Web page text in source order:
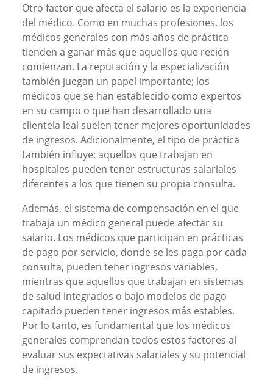
Otro factor que afecta el salario es la experiencia
del médico. Como en muchas profesiones, los
médicos generales con más años de práctica
tienden a ganar más que aquellos que recién
comienzan. La reputación y la especialización
también juegan un papel importante; los
médicos que se han establecido como expertos
en su campo o que han desarrollado una
clientela leal suelen tener mejores oportunidades
de ingresos. Adicionalmente, el tipo de práctica
también influye; aquellos que trabajan en
hospitales pueden tener estructuras salariales
diferentes a los que tienen su propia consulta.
Además, el sistema de compensación en el que
trabaja un médico general puede afectar su
salario. Los médicos que participan en prácticas
de pago por servicio, donde se les paga por cada
consulta, pueden tener ingresos variables,
mientras que aquellos que trabajan en sistemas
de salud integrados o bajo modelos de pago
capitado pueden tener ingresos más estables.
Por lo tanto, es fundamental que los médicos
generales comprendan todos estos factores al
evaluar sus expectativas salariales y su potencial
de ingresos.